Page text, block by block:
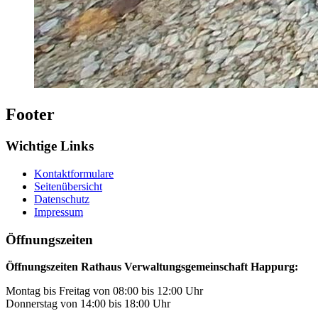
Footer
Wichtige Links
Kontaktformulare
Seitenübersicht
Datenschutz
Impressum
Öffnungszeiten
Öffnungszeiten Rathaus Verwaltungsgemeinschaft Happurg:
Montag bis Freitag von 08:00 bis 12:00 Uhr
Donnerstag von 14:00 bis 18:00 Uhr